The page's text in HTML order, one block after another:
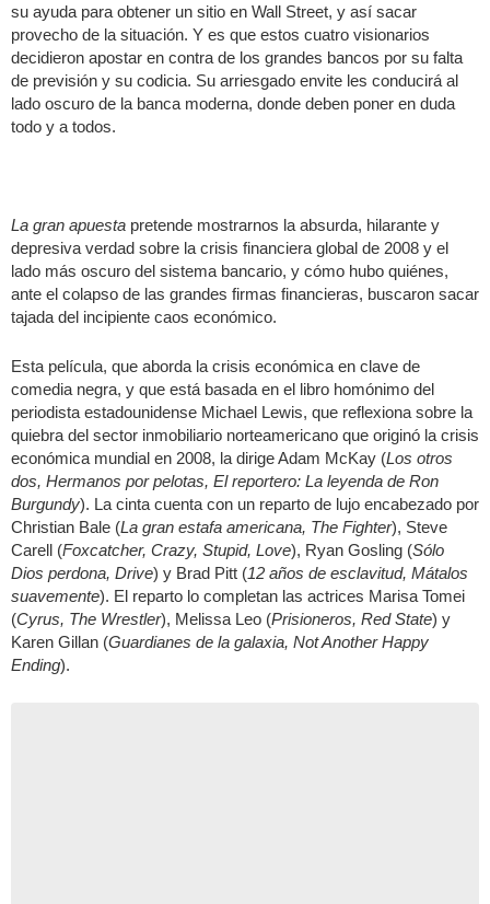
su ayuda para obtener un sitio en Wall Street, y así sacar
provecho de la situación. Y es que estos cuatro visionarios
decidieron apostar en contra de los grandes bancos por su falta
de previsión y su codicia. Su arriesgado envite les conducirá al
lado oscuro de la banca moderna, donde deben poner en duda
todo y a todos.
La gran apuesta pretende mostrarnos la absurda, hilarante y
depresiva verdad sobre la crisis financiera global de 2008 y el
lado más oscuro del sistema bancario, y cómo hubo quiénes,
ante el colapso de las grandes firmas financieras, buscaron sacar
tajada del incipiente caos económico.
Esta película, que aborda la crisis económica en clave de
comedia negra, y que está basada en el libro homónimo del
periodista estadounidense Michael Lewis, que reflexiona sobre la
quiebra del sector inmobiliario norteamericano que originó la crisis
económica mundial en 2008, la dirige Adam McKay (Los otros
dos, Hermanos por pelotas, El reportero: La leyenda de Ron
Burgundy). La cinta cuenta con un reparto de lujo encabezado por
Christian Bale (La gran estafa americana, The Fighter), Steve
Carell (Foxcatcher, Crazy, Stupid, Love), Ryan Gosling (Sólo
Dios perdona, Drive) y Brad Pitt (12 años de esclavitud, Mátalos
suavemente). El reparto lo completan las actrices Marisa Tomei
(Cyrus, The Wrestler), Melissa Leo (Prisioneros, Red State) y
Karen Gillan (Guardianes de la galaxia, Not Another Happy
Ending).